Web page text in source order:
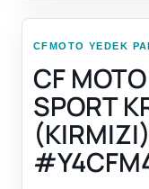
CFMOTO YEDEK
CF
SPORT